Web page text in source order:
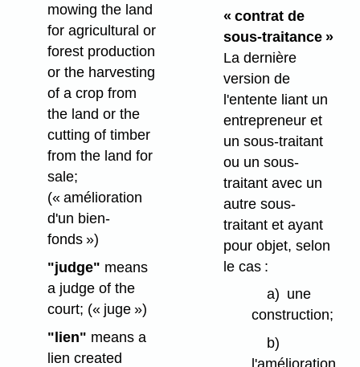
mowing the land
for agricultural or
forest production
or the harvesting
of a crop from
the land or the
cutting of timber
from the land for
sale;
(« amélioration
d'un bien-
fonds »)
"judge" means
a judge of the
court; (« juge »)
"lien" means a
lien created
« contrat de
sous-traitance »
La dernière
version de
l'entente liant un
entrepreneur et
un sous-traitant
ou un sous-
traitant avec un
autre sous-
traitant et ayant
pour objet, selon
le cas :
a) une
construction;
b)